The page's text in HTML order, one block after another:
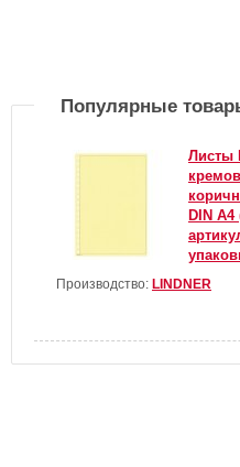
Популярные
Листы
DIN
Производство: LINDNER